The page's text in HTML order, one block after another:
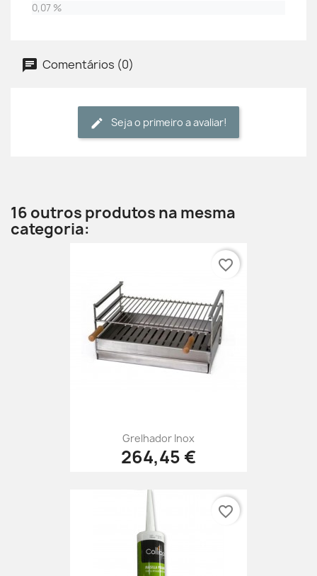
0,07 %
Comentários (0)
Seja o primeiro a avaliar!
16 outros produtos na mesma
categoria:
Grelhador Inox
264,45 €
favorite_border
favorite_border